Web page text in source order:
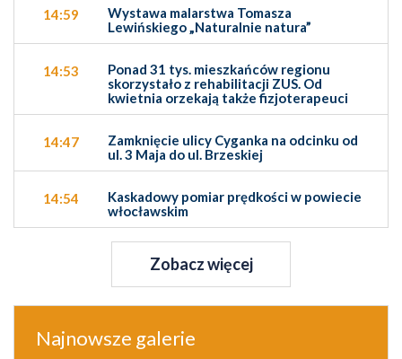
14:59
Wystawa malarstwa Tomasza
Lewińskiego „Naturalnie natura”
14:53
Ponad 31 tys. mieszkańców regionu
skorzystało z rehabilitacji ZUS. Od
kwietnia orzekają także fizjoterapeuci
14:47
Zamknięcie ulicy Cyganka na odcinku od
ul. 3 Maja do ul. Brzeskiej
14:54
Kaskadowy pomiar prędkości w powiecie
włocławskim
Zobacz więcej
Najnowsze galerie